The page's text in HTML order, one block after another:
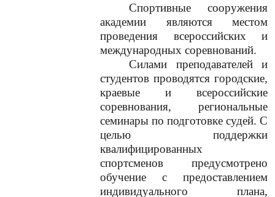
Спортивные сооружения
академии являются местом
проведения всероссийских и
международных соревнований.
Силами преподавателей и
студентов проводятся городские,
краевые и всероссийские
соревнования, региональные
семинары по подготовке судей. С
целью поддержки
квалифицированных
спортсменов предусмотрено
обучение с предоставлением
индивидуального плана,